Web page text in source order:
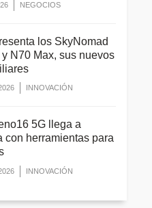
NEGOCIOS
los SkyNomad
y N70 Max, sus nuevos
INNOVACIÓN
5G llega a
con herramientas para
INNOVACIÓN